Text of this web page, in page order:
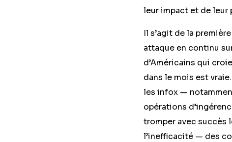
leur impact et de leur
Il s’agit de la
attaque en continu
d’Américains qui
dans le mois est
les infox —
opérations
tromper avec succès
l’inefficacité — des